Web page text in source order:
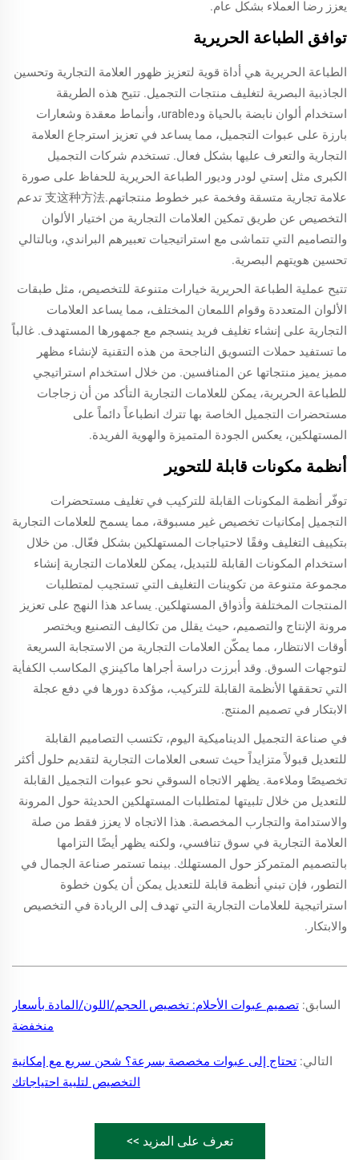
يعزز رضا العملاء بشكل عام.
توافق الطباعة الحريرية
الطباعة الحريرية هي أداة قوية لتعزيز ظهور العلامة التجارية وتحسين
الجاذبية البصرية لتغليف منتجات التجميل. تتيح هذه الطريقة
استخدام ألوان نابضة بالحياة ودurable، وأنماط معقدة وشعارات
بارزة على عبوات التجميل، مما يساعد في تعزيز استرجاع العلامة
التجارية والتعرف عليها بشكل فعال. تستخدم شركات التجميل
الكبرى مثل إستي لودر وديور الطباعة الحريرية للحفاظ على صورة
علامة تجارية متسقة وفخمة عبر خطوط منتجاتهم.支这种方法 تدعم
التخصيص عن طريق تمكين العلامات التجارية من اختيار الألوان
والتصاميم التي تتماشى مع استراتيجيات تعبيرهم البراندي، وبالتالي
تحسين هويتهم البصرية.
تتيح عملية الطباعة الحريرية خيارات متنوعة للتخصيص، مثل طبقات
الألوان المتعددة وقوام اللمعان المختلف، مما يساعد العلامات
التجارية على إنشاء تغليف فريد ينسجم مع جمهورها المستهدف. غالباً
ما تستفيد حملات التسويق الناجحة من هذه التقنية لإنشاء مظهر
مميز يميز منتجاتها عن المنافسين. من خلال استخدام استراتيجي
للطباعة الحريرية، يمكن للعلامات التجارية التأكد من أن زجاجات
مستحضرات التجميل الخاصة بها تترك انطباعاً دائماً على
المستهلكين، يعكس الجودة المتميزة والهوية الفريدة.
أنظمة مكونات قابلة للتحوير
توفّر أنظمة المكونات القابلة للتركيب في تغليف مستحضرات
التجميل إمكانيات تخصيص غير مسبوقة، مما يسمح للعلامات التجارية
بتكييف التغليف وفقًا لاحتياجات المستهلكين بشكل فعّال. من خلال
استخدام المكونات القابلة للتبديل، يمكن للعلامات التجارية إنشاء
مجموعة متنوعة من تكوينات التغليف التي تستجيب لمتطلبات
المنتجات المختلفة وأذواق المستهلكين. يساعد هذا النهج على تعزيز
مرونة الإنتاج والتصميم، حيث يقلل من تكاليف التصنيع ويختصر
أوقات الانتظار، مما يمكّن العلامات التجارية من الاستجابة السريعة
لتوجهات السوق. وقد أبرزت دراسة أجراها ماكينزي المكاسب الكفأية
التي تحققها الأنظمة القابلة للتركيب، مؤكدة دورها في دفع عجلة
الابتكار في تصميم المنتج.
في صناعة التجميل الديناميكية اليوم، تكتسب التصاميم القابلة
للتعديل قبولاً متزايداً حيث تسعى العلامات التجارية لتقديم حلول أكثر
تخصيصًا وملاءمة. يظهر الاتجاه السوقي نحو عبوات التجميل القابلة
للتعديل من خلال تلبيتها لمتطلبات المستهلكين الحديثة حول المرونة
والاستدامة والتجارب المخصصة. هذا الاتجاه لا يعزز فقط من صلة
العلامة التجارية في سوق تنافسي، ولكنه يظهر أيضًا التزامها
بالتصميم المتمركز حول المستهلك. بينما تستمر صناعة الجمال في
التطور، فإن تبني أنظمة قابلة للتعديل يمكن أن يكون خطوة
استراتيجية للعلامات التجارية التي تهدف إلى الريادة في التخصيص
والابتكار.
السابق: تصميم عبوات الأحلام: تخصيص الحجم/اللون/المادة بأسعار
منخفضة
التالي: تحتاج إلى عبوات مخصصة بسرعة؟ شحن سريع مع إمكانية
التخصيص لتلبية احتياجاتك
تعرف على المزيد >>